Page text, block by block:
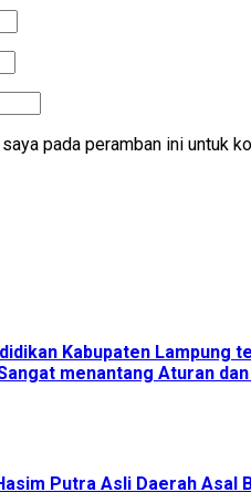
pada peramban ini untuk
Kabupaten
menantang Aturan
Putra Asli Daerah Asal